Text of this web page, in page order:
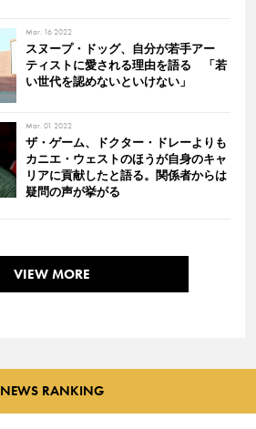
Mar. 16 2022
スヌープ・ドッグ、自分が若手アー
ティストに愛される理由を語る 「若
い世代を認めないといけない」
Mar. 01 2022
ザ・ゲーム、ドクター・ドレーよりも
カニエ・ウェストのほうが自身のキャ
リアに貢献したと語る。関係者からは
疑問の声が挙がる
VIEW MORE
NEWS RANKING